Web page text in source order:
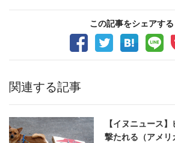
この記事をシェアする
関連する記事
【イヌニュース
撃たれる（アメリ